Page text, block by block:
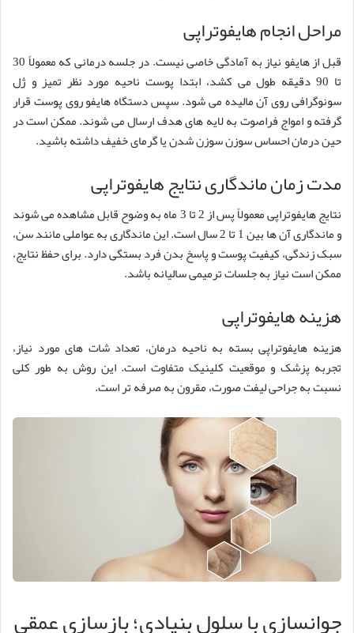
مراحل انجام هایفوتراپی
قبل از هایفو نیاز به آمادگی خاصی نیست. در جلسه درمانی که معمولاً 30
تا 90 دقیقه طول می کشد، ابتدا پوست ناحیه مورد نظر تمیز و ژل
سونوگرافی روی آن مالیده می شود. سپس دستگاه هایفو روی پوست قرار
گرفته و امواج فراصوت به لایه های هدف ارسال می شوند. ممکن است در
حین درمان احساس سوزن سوزن شدن یا گرمای خفیف داشته باشید.
مدت زمان ماندگاری نتایج هایفوتراپی
نتایج هایفوتراپی معمولاً پس از 2 تا 3 ماه به وضوح قابل مشاهده می شوند
و ماندگاری آن ها بین 1 تا 2 سال است. این ماندگاری به عواملی مانند سن،
سبک زندگی، کیفیت پوست و پاسخ بدن فرد بستگی دارد. برای حفظ نتایج،
ممکن است نیاز به جلسات ترمیمی سالیانه باشد.
هزینه هایفوتراپی
هزینه هایفوتراپی بسته به ناحیه درمان، تعداد شات های مورد نیاز،
تجربه پزشک و موقعیت کلینیک متفاوت است. این روش به طور کلی
نسبت به جراحی لیفت صورت، مقرون به صرفه تر است.
جوانسازی با سلول بنیادی؛ بازسازی عمقی